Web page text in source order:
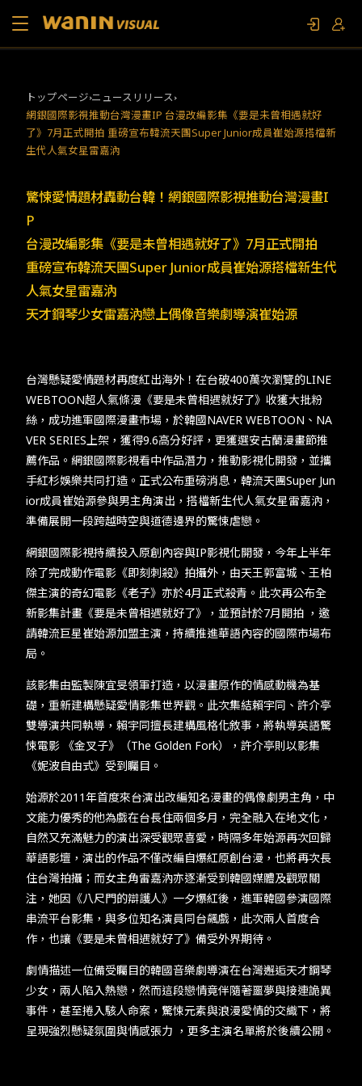
作品リスト
お問い合わせ
ファンイベント
トップページ ニュースリリース
網銀國際影視推動台灣漫畫IP 台漫改編影集《要是未曾相遇就好
了》7月正式開拍 重磅宣布韓流天團Super Junior成員崔始源搭檔新
生代人氣女星雷嘉汭
驚悚愛情題材轟動台韓！網銀國際影視推動台灣漫畫I
P
台漫改編影集《要是未曾相遇就好了》7月正式開拍
重磅宣布韓流天團Super Junior成員崔始源搭檔新生代
人氣女星雷嘉汭
天才鋼琴少女雷嘉汭戀上偶像音樂劇導演崔始源
台灣懸疑愛情題材再度紅出海外！在台破400萬次瀏覽的LINE
WEBTOON超人氣條漫《要是未曾相遇就好了》收獲大批粉
絲，成功進軍國際漫畫市場，於韓國NAVER WEBTOON、NA
VER SERIES上架，獲得9.6高分好評，更獲選安古蘭漫畫節推
薦作品。網銀國際影視看中作品潛力，推動影視化開發，並攜
手紅杉娛樂共同打造。正式公布重磅消息，韓流天團Super Jun
ior成員崔始源參與男主角演出，搭檔新生代人氣女星雷嘉汭，
準備展開一段跨越時空與道德邊界的驚悚虐戀。
網銀國際影視持續投入原創內容與IP影視化開發，今年上半年
除了完成動作電影《即刻刺殺》拍攝外，由天王郭富城、王柏
傑主演的奇幻電影《老子》亦於4月正式殺青。此次再公布全
新影集計畫《要是未曾相遇就好了》，並預計於7月開拍 ，邀
請韓流巨星崔始源加盟主演，持續推進華語內容的國際市場布
局。
該影集由監製陳宜旻領軍打造，以漫畫原作的情感動機為基
礎，重新建構懸疑愛情影集世界觀。此次集結賴宇同、許介亭
雙導演共同執導，賴宇同擅長建構風格化敘事，將執導英語驚
悚電影 《金叉子》（The Golden Fork），許介亭則以影集
《妮波自由式》受到矚目。
始源於2011年首度來台演出改編知名漫畫的偶像劇男主角，中
文能力優秀的他為戲在台長住兩個多月，完全融入在地文化，
自然又充滿魅力的演出深受觀眾喜愛，時隔多年始源再次回歸
華語影壇，演出的作品不僅改編自爆紅原創台漫，也將再次長
住台灣拍攝；而女主角雷嘉汭亦逐漸受到韓國媒體及觀眾關
注，她因《八尺門的辯護人》一夕爆紅後，進軍韓國參演國際
串流平台影集，與多位知名演員同台飆戲，此次兩人首度合
作，也讓《要是未曾相遇就好了》備受外界期待。
劇情描述一位備受矚目的韓國音樂劇導演在台灣邂逅天才鋼琴
少女，兩人陷入熱戀，然而這段戀情竟伴隨著噩夢與接連詭異
事件，甚至捲入駭人命案，驚悚元素與浪漫愛情的交織下，將
呈現強烈懸疑氛圍與情感張力 ，更多主演名單將於後續公開。